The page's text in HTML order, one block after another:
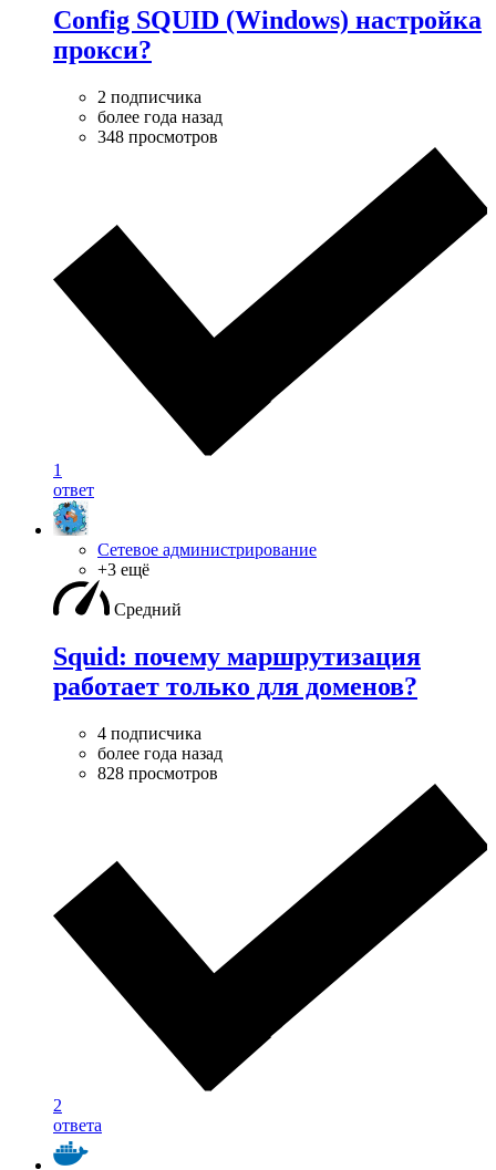
Config SQUID (Windows) настройка
прокси?
2 подписчика
более года назад
348 просмотров
1
ответ
Сетевое администрирование
+3 ещё
Средний
Squid: почему маршрутизация
работает только для доменов?
4 подписчика
более года назад
828 просмотров
2
ответа